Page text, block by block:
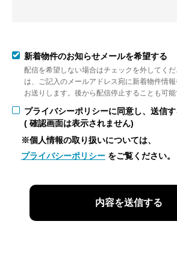
新着物件のお知らせメールを希望する
配信を希望しない場合はチェックを外してく
は、ご記入のメールアドレス宛に新着物件情
お送りします。後から配信停止することも可能
プライバシーポリシーに同意し、送信す
( 確認画面は表示されません)
※個人情報の取り扱いについては、
プライバシーポリシー をご覧ください。
内容を送信する